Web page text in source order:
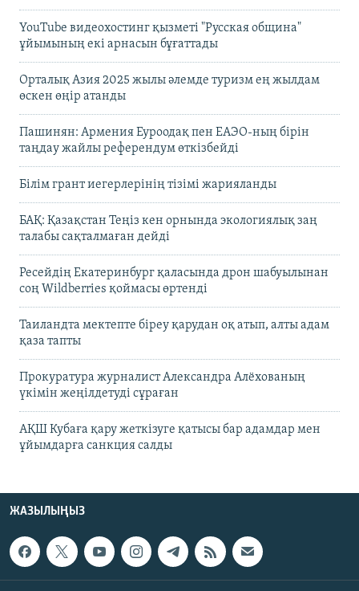
YouTube видеохостинг қызметі "Русская община"
ұйымының екі арнасын бұғаттады
Орталық Азия 2025 жылы әлемде туризм ең жылдам
өскен өңір атанды
Пашинян: Армения Еуроодақ пен ЕАЭО-ның бірін
таңдау жайлы референдум өткізбейді
Білім грант иегерлерінің тізімі жарияланды
БАҚ: Қазақстан Теңіз кен орнында экологиялық заң
талабы сақталмаған дейді
Ресейдің Екатеринбург қаласында дрон шабуылынан
соң Wildberries қоймасы өртенді
Таиландта мектепте біреу қарудан оқ атып, алты адам
қаза тапты
Прокуратура журналист Александра Алёхованың
үкімін жеңілдетуді сұраған
АҚШ Кубаға қару жеткізуге қатысы бар адамдар мен
ұйымдарға санкция салды
ЖАЗЫЛЫҢЫЗ